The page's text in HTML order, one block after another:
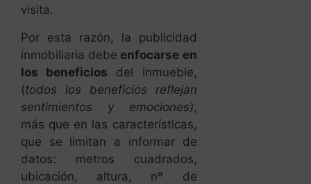
visita.
Por esta razón, la publicidad
inmobiliaria debe enfocarse en
los beneficios del inmueble,
(todos los beneficios reflejan
sentimientos y emociones),
más que en las características,
que se limitan a informar de
datos: metros cuadrados,
ubicación, altura, nº de